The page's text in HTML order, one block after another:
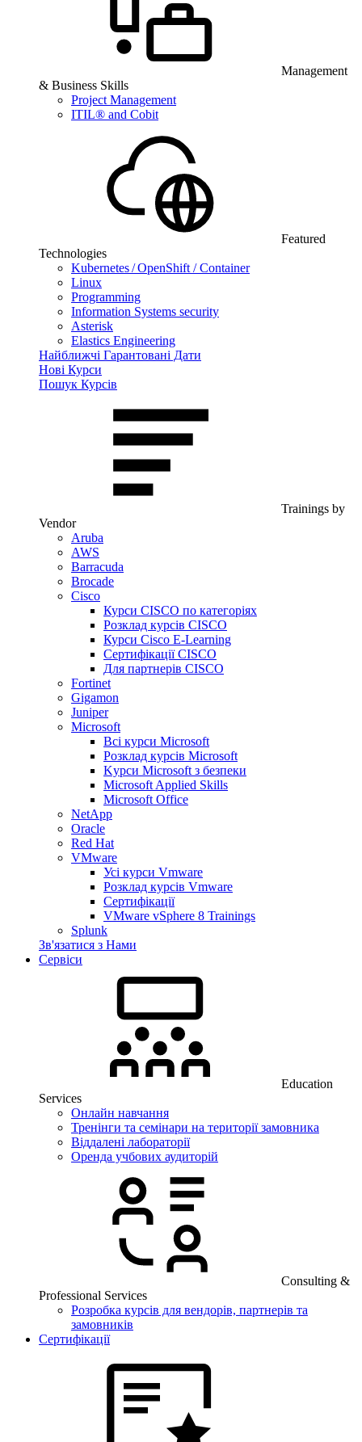
Management
& Business Skills
Project Management
ITIL® and Cobit
Featured
Technologies
Kubernetes / OpenShift / Container
Linux
Programming
Information Systems security
Asterisk
Elastics Engineering
Найближчі Гарантовані Дати
Нові Курси
Пошук Курсів
Trainings by
Vendor
Aruba
AWS
Barracuda
Brocade
Cisco
Курси CISCO по категоріях
Розклад курсів CISCO
Курси Cisco E-Learning
Сертифікації CISCO
Для партнерів CISCO
Fortinet
Gigamon
Juniper
Microsoft
Всі курси Microsoft
Розклад курсів Microsoft
Kyрси Microsoft з безпеки
Microsoft Applied Skills
Microsoft Office
NetApp
Oracle
Red Hat
VMware
Усі курси Vmware
Розклад курсів Vmware
Сертифікації
VMware vSphere 8 Trainings
Splunk
Зв'язатися з Нами
Сервіси
Education
Services
Онлайн навчання
Тренінги та семінари на території замовника
Віддалені лабораторії
Оренда учбових аудиторій
Consulting &
Professional Services
Розробка курсів для вендорів, партнерів та
замовників
Сертифікації